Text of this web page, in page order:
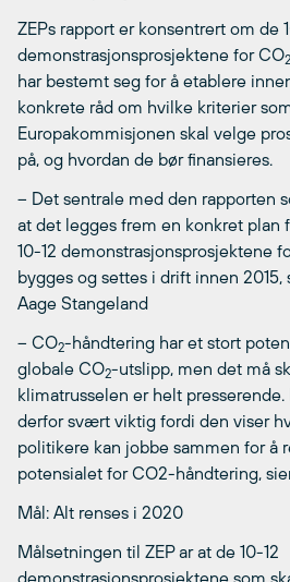
ZEPs rapport er konsentrert om de
demonstrasjonsprosjektene for CO2
har bestemt seg for å etablere
konkrete råd om hvilke kriterier
Europakommisjonen skal velge
på, og hvordan de bør finansieres.
– Det sentrale med den rapporten
at det legges frem en konkret plan
10-12 demonstrasjonsprosjektene
bygges og settes i drift innen 2015,
Aage Stangeland
– CO2-håndtering har et stort
globale CO2-utslipp, men det må
klimatrusselen er helt presserende.
derfor svært viktig fordi den viser
politikere kan jobbe sammen for å
potensialet for CO2-håndtering,
Mål: Alt renses i 2020
Målsetningen til ZEP ar at de 10-12
demonstrasjonsprosjektene som